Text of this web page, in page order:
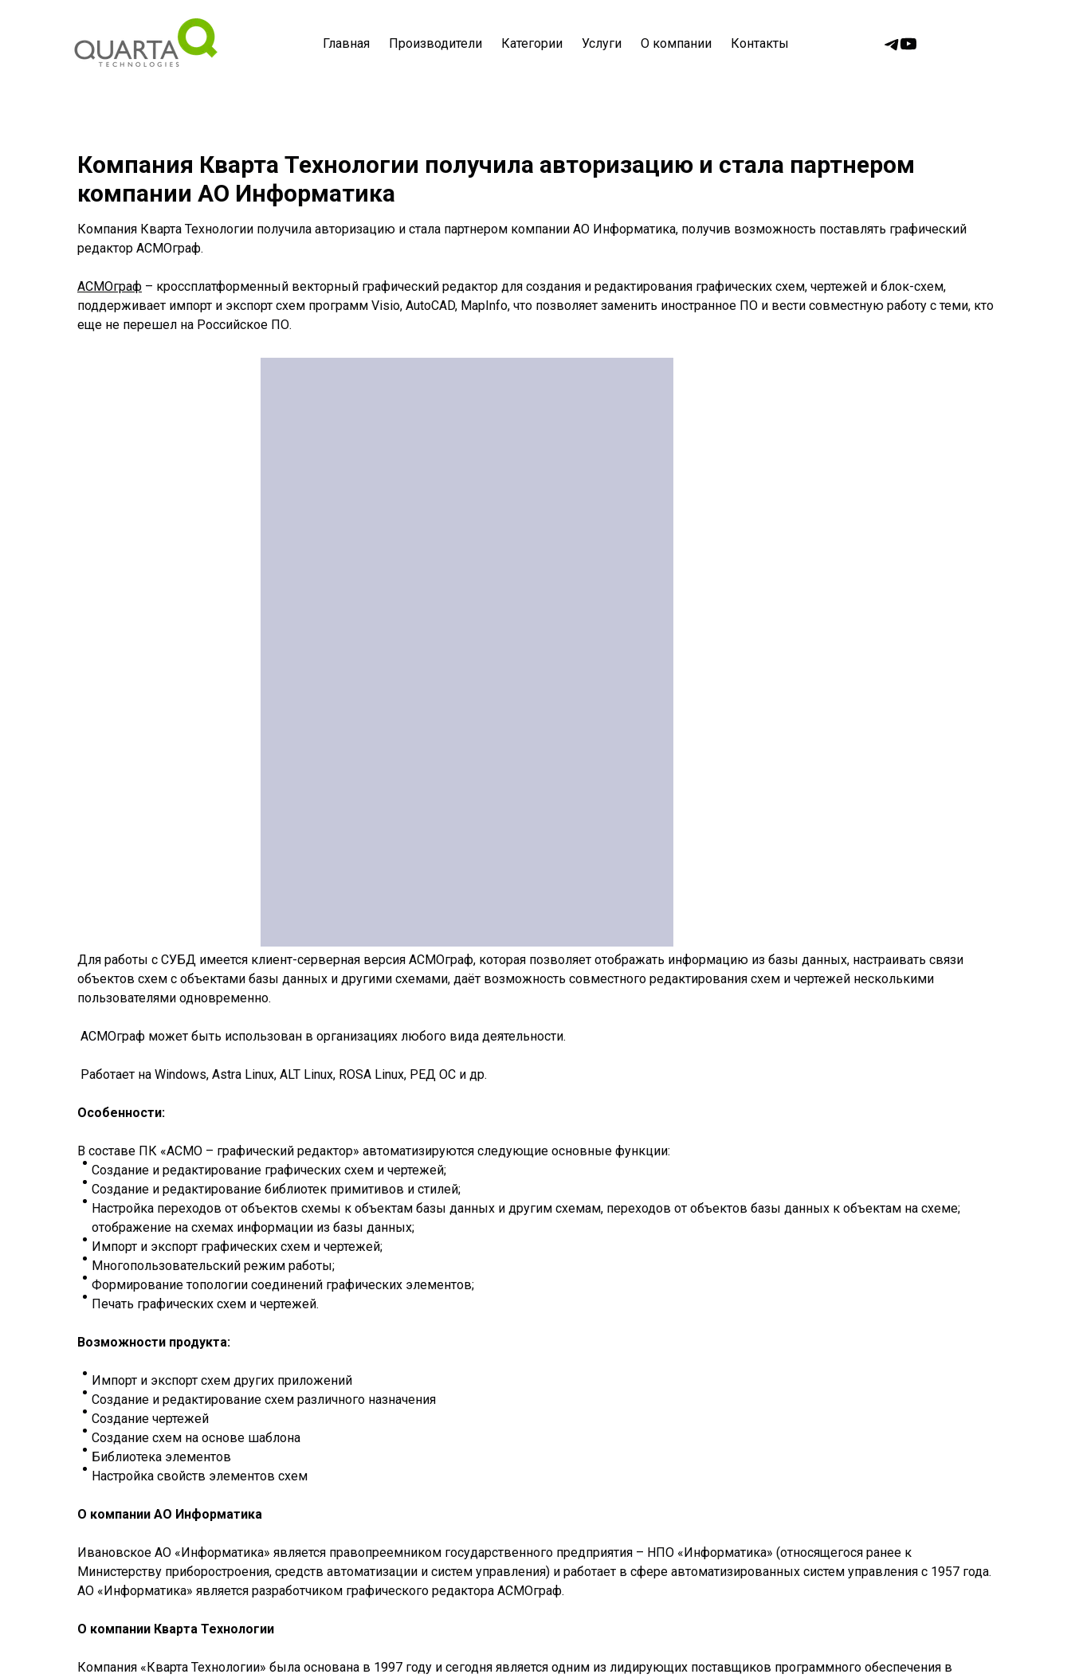
Главная Производители Категории Услуги О компании Контакты
Компания Кварта Технологии получила авторизацию и стала партнером
компании АО Информатика
Компания Кварта Технологии получила авторизацию и стала партнером компании АО Информатика, получив возможность поставлять графический
редактор АСМОграф.
АСМОграф – кроссплатформенный векторный графический редактор для создания и редактирования графических схем, чертежей и блок-схем,
поддерживает импорт и экспорт схем программ Visio, AutoCAD, MapInfo, что позволяет заменить иностранное ПО и вести совместную работу с теми, кто
еще не перешел на Российское ПО.
Для работы с СУБД имеется клиент-серверная версия АСМОграф, которая позволяет отображать информацию из базы данных, настраивать связи
объектов схем с объектами базы данных и другими схемами, даёт возможность совместного редактирования схем и чертежей несколькими
пользователями одновременно.
АСМОграф может быть использован в организациях любого вида деятельности.
Работает на Windows, Astra Linux, ALT Linux, ROSA Linux, РЕД ОС и др.
Особенности:
В составе ПК «АСМО – графический редактор» автоматизируются следующие основные функции:
Создание и редактирование графических схем и чертежей;
Создание и редактирование библиотек примитивов и стилей;
Настройка переходов от объектов схемы к объектам базы данных и другим схемам, переходов от объектов базы данных к объектам на схеме;
отображение на схемах информации из базы данных;
Импорт и экспорт графических схем и чертежей;
Многопользовательский режим работы;
Формирование топологии соединений графических элементов;
Печать графических схем и чертежей.
Возможности продукта:
Импорт и экспорт схем других приложений
Создание и редактирование схем различного назначения
Создание чертежей
Создание схем на основе шаблона
Библиотека элементов
Настройка свойств элементов схем
О компании АО Информатика
Ивановское АО «Информатика» является правопреемником государственного предприятия – НПО «Информатика» (относящегося ранее к
Министерству приборостроения, средств автоматизации и систем управления) и работает в сфере автоматизированных систем управления с 1957 года.
АО «Информатика» является разработчиком графического редактора АСМОграф.
О компании Кварта Технологии
Компания «Кварта Технологии» была основана в 1997 году и сегодня является одним из лидирующих поставщиков программного обеспечения в